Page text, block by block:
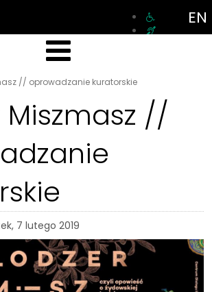
EN
// oprowadzanie kuratorskie
Miszmasz //
7 lutego 2019